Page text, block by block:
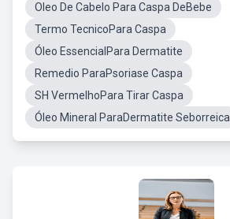
Oleo De Cabelo Para Caspa DeBebe
Termo TecnicoPara Caspa
Óleo EssencialPara Dermatite
Remedio ParaPsoriase Caspa
SH VermelhoPara Tirar Caspa
Óleo Mineral ParaDermatite Seborreica